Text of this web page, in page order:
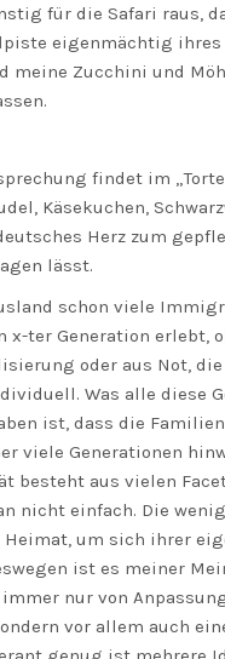
für die Safari raus,
eigenmächtig ihres
meine Zucchini und
findet im
Käsekuchen,
Herz zum
lässt.
schon viele
x-ter Generation erlebt,
oder aus Not, die
Was alle diese
ist, dass die
viele Generationen
besteht aus vielen
nicht einfach. Die
um sich ihrer
ist es meiner
nur von
vor allem auch